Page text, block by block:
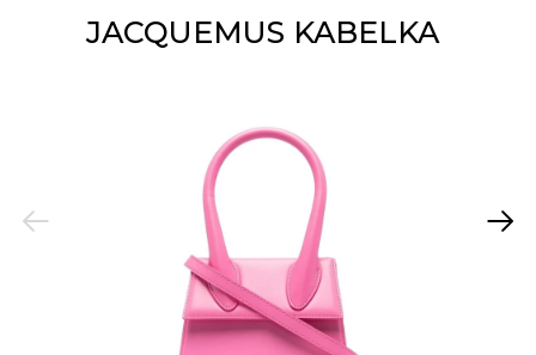
JACQUEMUS KABELKA
Previous Next